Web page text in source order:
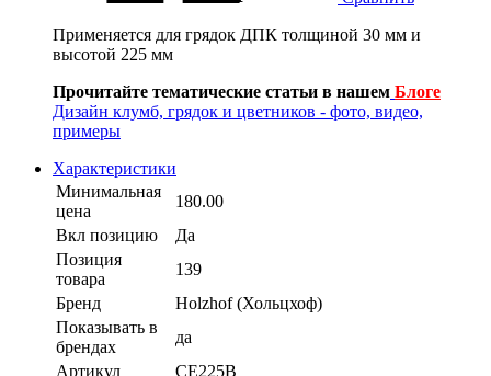
Применяется для грядок ДПК толщиной 30 мм и
высотой 225 мм
Прочитайте тематические статьи в нашем Блоге
Дизайн клумб, грядок и цветников - фото, видео,
примеры
Характеристики
Минимальная
цена
180.00
Вкл позицию
Да
Позиция
товара
139
Бренд
Holzhof (Хольцхоф)
Показывать в
брендах
да
Артикул
CE225B